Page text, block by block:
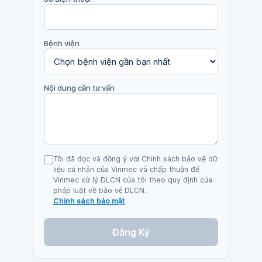
Bệnh viện
Nội dung cần tư vấn
Tôi đã đọc và đồng ý với Chính sách bảo vệ dữ
liệu cá nhân của Vinmec và chấp thuận để
Vinmec xử lý DLCN của tôi theo quy định của
pháp luật về bảo vệ DLCN.
Chính sách bảo mật
Đăng Ký